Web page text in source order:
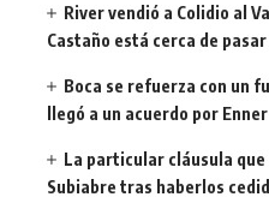
River vendió a Colidio al
Castaño está cerca de
Boca se refuerza con un
llegó a un acuerdo por
La particular cláusula que
Subiabre tras haberlos